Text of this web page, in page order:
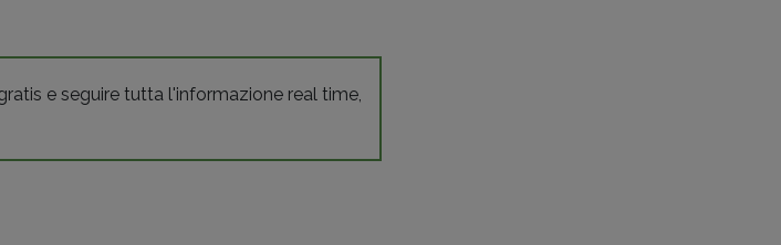
e seguire tutta l'informazione real time,